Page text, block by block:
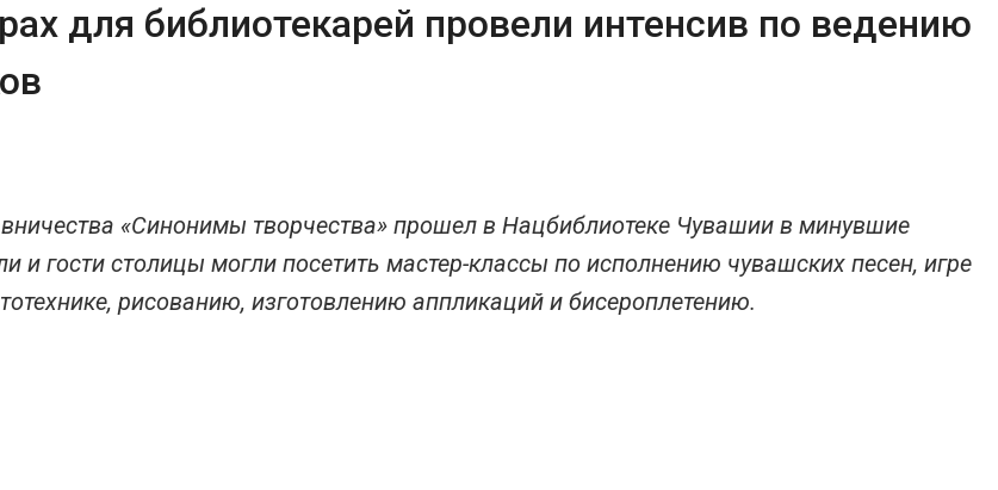
для библиотекарей провели интенсив по ведению
«Синонимы творчества» прошел в Нацбиблиотеке Чувашии в минувшие
и гости столицы могли посетить мастер-классы по исполнению чувашских песен, игре
рисованию, изготовлению аппликаций и бисероплетению.